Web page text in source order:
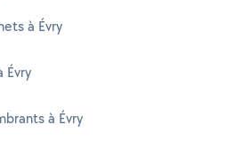
à Évry
Évry
à Évry